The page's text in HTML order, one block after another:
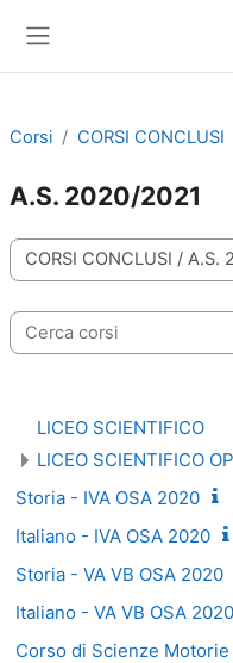
Corsi CORSI CONCLUSI
A.S. 2020/2021
Categorie di corso
Cerca corsi
LICEO SCIENTIFICO
LICEO SCIENTIFICO
Storia - IVA OSA 2020
Italiano - IVA OSA 2020
Storia - VA VB OSA 2020
Italiano - VA VB OSA 2020
Corso di Scienze Motorie